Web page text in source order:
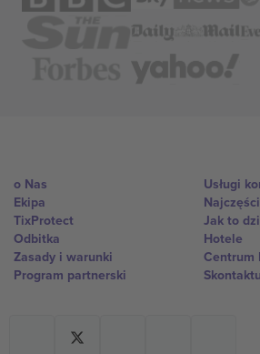
o Nas
Ekipa
TixProtect
Odbitka
Zasady i warunki
Program partnerski
Usługi
Jak to
Hotele
Centrum